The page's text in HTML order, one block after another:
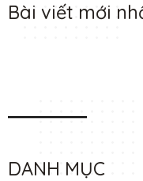
Bài viết mới
DANH MỤC